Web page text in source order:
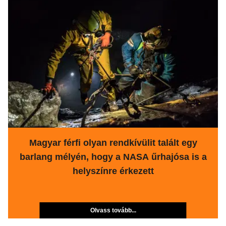
Magyar férfi olyan rendkívülit talált egy
barlang mélyén, hogy a NASA űrhajósa is a
helyszínre érkezett
Olvass tovább...